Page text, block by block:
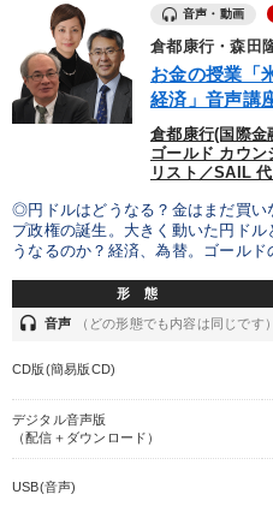
音声・動画
倉都康行・森田
お金の授業「
経済」音声講
倉都康行(国際金
ゴールド カウン
リスト／SAIL
◎円ドルはどうなる？金はまだ買い
プ政権の誕生。大きく動いた円ド
うなるのか？経済、為替。ゴール
形 態
headset 音声 （どの形態でも内容は同じです）
CD版(簡易版CD)
デジタル音声版
（配信＋ダウンロード）
USB(音声)